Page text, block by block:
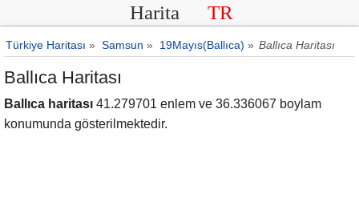
Harita TR
Türkiye Haritası » Samsun » 19Mayıs(Ballıca) » Ballıca Haritası
Ballıca Haritası
Ballıca haritası 41.279701 enlem ve 36.336067 boylam
konumunda gösterilmektedir.